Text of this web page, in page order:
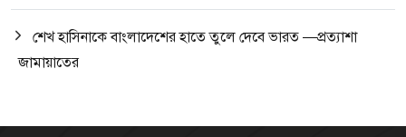
শেখ হাসিনাকে বাংলাদেশের হাতে তুলে দেবে ভারত —প্রত্যাশা
জামায়াতের